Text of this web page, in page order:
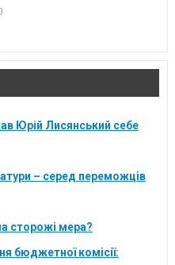
Юрій Лисянський себе
– серед переможців
сторожі мера?
бюджетної комісії: